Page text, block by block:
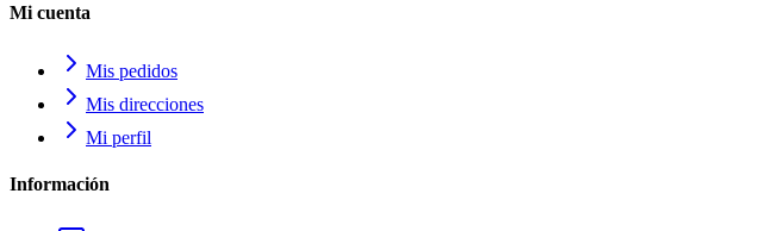
Mi cuenta
Mis pedidos
Mis direcciones
Mi perfil
Información